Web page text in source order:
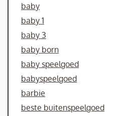
baby
baby 1
baby 3
baby born
baby speelgoed
babyspeelgoed
barbie
beste buitenspeelgoed